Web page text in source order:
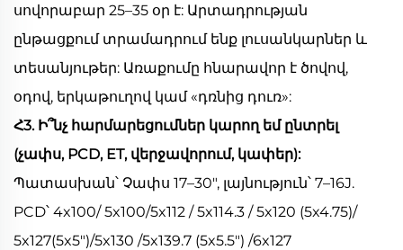
սովորաբար 25–35 օր է: Արտադրության
ընթացքում տրամադրում ենք լուսանկարներ և
տեսանյութեր: Առաքումը հնարավոր է ծովով,
օդով, երկաթուղով կամ «դռնից դուռ»:
Հ3. Ի՞նչ հարմարեցումներ կարող եմ ընտրել
(չափս, PCD, ET, վերջավորում, կափեր):
Պատասխան՝ Չափս 17–30", լայնություն՝ 7–16J.
PCD՝ 4x100/ 5x100/5x112 / 5x114.3 / 5x120 (5x4.75)/
5x127(5x5")/5x130 /5x139.7 (5x5.5") /6x127